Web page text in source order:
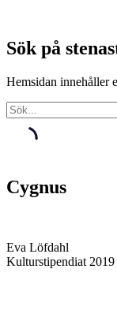
Sök på
Hemsidan innehåller
Cygnus
Eva Löfdahl
Kulturstipendiat 2019